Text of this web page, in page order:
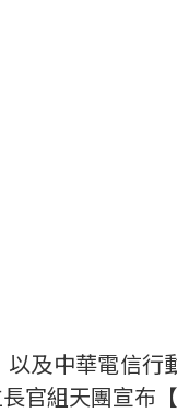
及中華電信
官組天團宣布